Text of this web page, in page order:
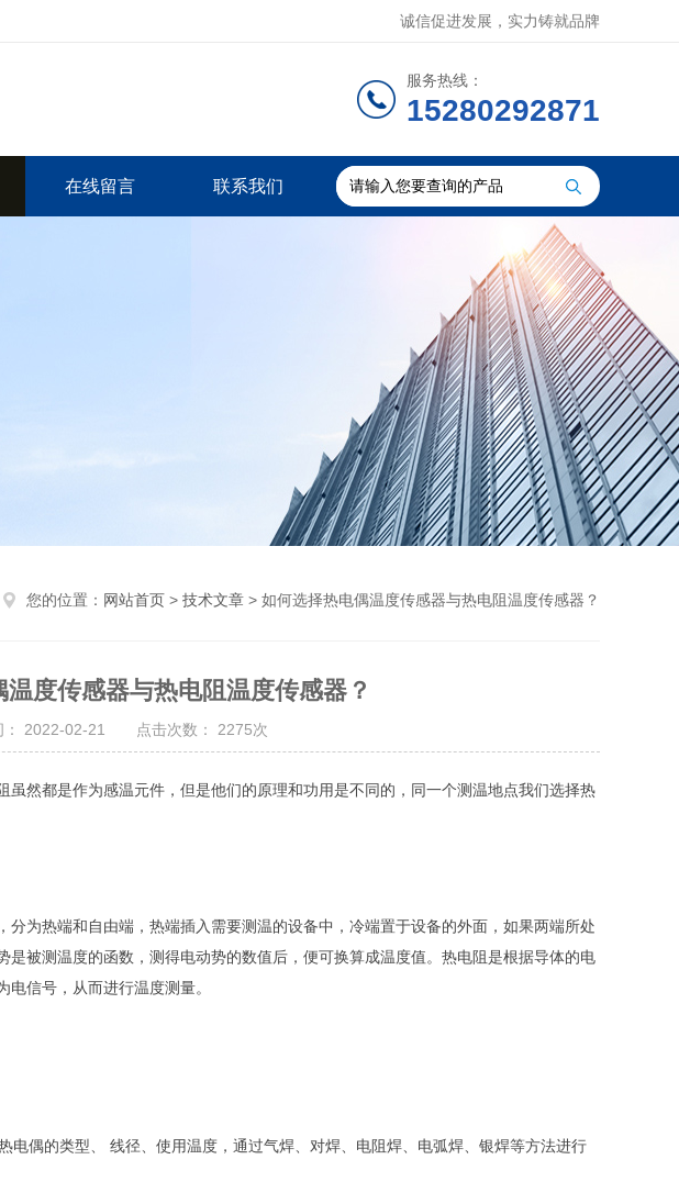
诚信促进发展，实力铸就品牌
服务热线：
15280292871
在线留言 联系我们
您的位置： 网站首页 > 技术文章 > 如何选择热电偶温度传感器与热电阻温度传感器？
度传感器与热电阻温度传感器？
： 2022-02-21 点击次数： 2275次
然都是作为感温元件，但是他们的原理和功用是不同的，同一个测温地点我们选择热
为热端和自由端，热端插入需要测温的设备中，冷端置于设备的外面，如果两端所处
被测温度的函数，测得电动势的数值后，便可换算成温度值。热电阻是根据导体的电
信号，从而进行温度测量。
电偶的类型、 线径、使用温度，通过气焊、对焊、电阻焊、电弧焊、银焊等方法进行